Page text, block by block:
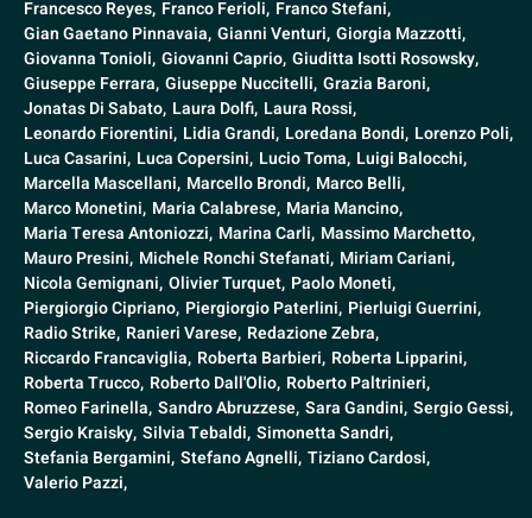
Francesco Reyes, Franco Ferioli, Franco Stefani,
Gian Gaetano Pinnavaia, Gianni Venturi, Giorgia Mazzotti,
Giovanna Tonioli, Giovanni Caprio, Giuditta Isotti Rosowsky,
Giuseppe Ferrara, Giuseppe Nuccitelli, Grazia Baroni,
Jonatas Di Sabato, Laura Dolfi, Laura Rossi,
Leonardo Fiorentini, Lidia Grandi, Loredana Bondi, Lorenzo Poli,
Luca Casarini, Luca Copersini, Lucio Toma, Luigi Balocchi,
Marcella Mascellani, Marcello Brondi, Marco Belli,
Marco Monetini, Maria Calabrese, Maria Mancino,
Maria Teresa Antoniozzi, Marina Carli, Massimo Marchetto,
Mauro Presini, Michele Ronchi Stefanati, Miriam Cariani,
Nicola Gemignani, Olivier Turquet, Paolo Moneti,
Piergiorgio Cipriano, Piergiorgio Paterlini, Pierluigi Guerrini,
Radio Strike, Ranieri Varese, Redazione Zebra,
Riccardo Francaviglia, Roberta Barbieri, Roberta Lipparini,
Roberta Trucco, Roberto Dall'Olio, Roberto Paltrinieri,
Romeo Farinella, Sandro Abruzzese, Sara Gandini, Sergio Gessi,
Sergio Kraisky, Silvia Tebaldi, Simonetta Sandri,
Stefania Bergamini, Stefano Agnelli, Tiziano Cardosi,
Valerio Pazzi,